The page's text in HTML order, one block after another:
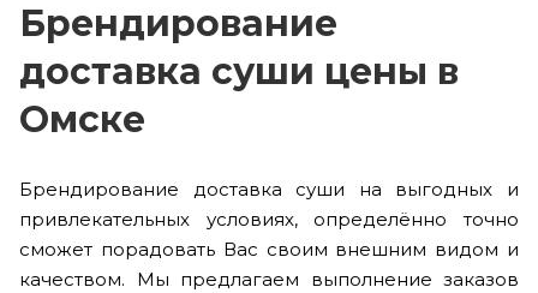
Брендирование
доставка суши цены в
Омске
Брендирование доставка суши на выгодных и
привлекательных условиях, определённо точно
сможет порадовать Вас своим внешним видом и
качеством. Мы предлагаем выполнение заказов